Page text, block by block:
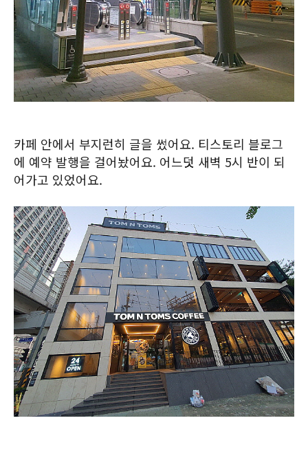
카페 안에서 부지런히 글을 썼어요. 티스토리 블로그
에 예약 발행을 걸어놨어요. 어느덧 새벽 5시 반이 되
어가고 있었어요.